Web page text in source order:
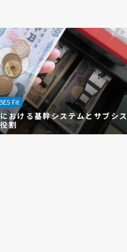
Fit
おける基幹システムとサブシス
割